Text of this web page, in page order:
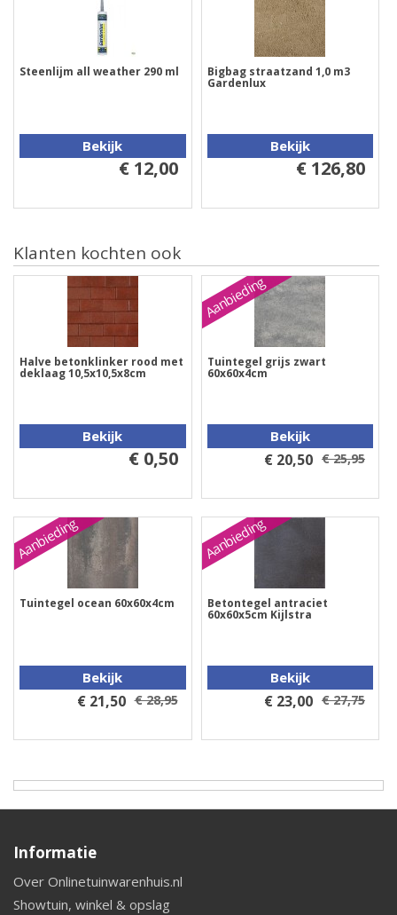
Steenlijm all weather 290 ml
Bekijk
€ 12,00
Bigbag straatzand 1,0 m3
Gardenlux
Bekijk
€ 126,80
Klanten kochten ook
Halve betonklinker rood met
deklaag 10,5x10,5x8cm
Bekijk
€ 0,50
Aanbieding
Tuintegel grijs zwart
60x60x4cm
Bekijk
€ 20,50 € 25,95
Aanbieding
Tuintegel ocean 60x60x4cm
Bekijk
€ 21,50 € 28,95
Aanbieding
Betontegel antraciet
60x60x5cm Kijlstra
Bekijk
€ 23,00 € 27,75
Informatie
Over Onlinetuinwarenhuis.nl
Showtuin, winkel & opslag